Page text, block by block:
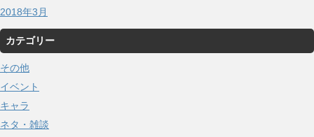
2018年3月
カテゴリー
その他
イベント
キャラ
ネタ・雑談